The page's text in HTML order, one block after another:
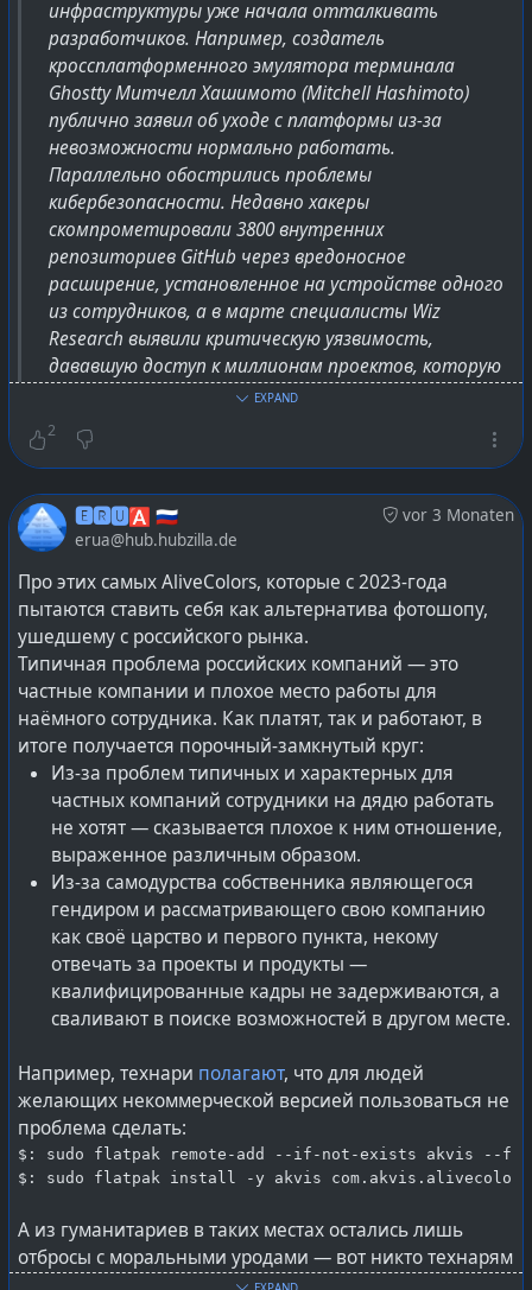
инфраструктуры уже начала отталкивать
разработчиков. Например, создатель
кроссплатформенного эмулятора терминала
Ghostty Митчелл Хашимото (Mitchell Hashimoto)
публично заявил об уходе с платформы из-за
невозможности нормально работать.
Параллельно обострились проблемы
кибербезопасности. Недавно хакеры
скомпрометировали 3800 внутренних
репозиториев GitHub через вредоносное
расширение, установленное на устройстве одного
из сотрудников, а в марте специалисты Wiz
Research выявили критическую уязвимость,
дававшую доступ к миллионам проектов, которую
пришлось экстренно устранять.
Т.е. никакого апокалипсиса, а банально очередной
закат ещё одного социально культурного феномена.
Поотсвечивал несколько лет проект в разных трендах,
стал якобы стандартом и основной для молодняка с
синдромом утёнка, а теперь пока и на полки истории.
Ровно как было и со Skype в своё время — опять же
после поглощения Microsoft и переездом на сервера
Azure :)
Корпорации почти все такие, сперва деньгами
размахивают, затем идёт поглощение с
перемалыванием, а после этого уже развал и
тотальный демонтаж с дезинтеграцией на составные
части.
programming#softwaredevelopment#
microsoft#github#lang_ru
EXPAND
2
vor 3 Monaten
🅴🆁🆄🅰 🇷🇺
erua@hub.hubzilla.de
Про этих самых AliveColors, которые с 2023-года
пытаются ставить себя как альтернатива фотошопу,
ушедшему с российского рынка.
Типичная проблема российских компаний — это
частные компании и плохое место работы для
наёмного сотрудника. Как платят, так и работают, в
итоге получается порочный-замкнутый круг:
Из-за проблем типичных и характерных для
частных компаний сотрудники на дядю работать
не хотят — сказывается плохое к ним отношение,
выраженное различным образом.
Из-за самодурства собственника являющегося
гендиром и рассматривающего свою компанию
как своё царство и первого пункта, некому
отвечать за проекты и продукты —
квалифицированные кадры не задерживаются, а
сваливают в поиске возможностей в другом месте.
Например, технари полагают, что для людей
желающих некоммерческой версией пользоваться не
проблема сделать:
$: sudo flatpak remote-add --if-not-exists akvis --
$: sudo flatpak install -y akvis com.akvis.alivecolors
А из гуманитариев в таких местах остались лишь
отбросы с моральными уродами — вот никто технарям
и не подсказал почему и зачем сперва надо в виде